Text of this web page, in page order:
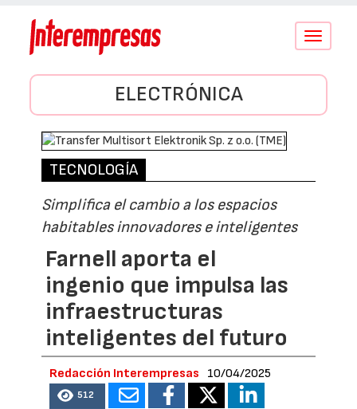
Conmutar
ELECTRÓNICA
TECNOLOGÍA
Simplifica el cambio a los espacios
habitables innovadores e inteligentes
Farnell aporta el
ingenio que impulsa las
infraestructuras
inteligentes del futuro
Redacción Interempresas 10/04/2025
512